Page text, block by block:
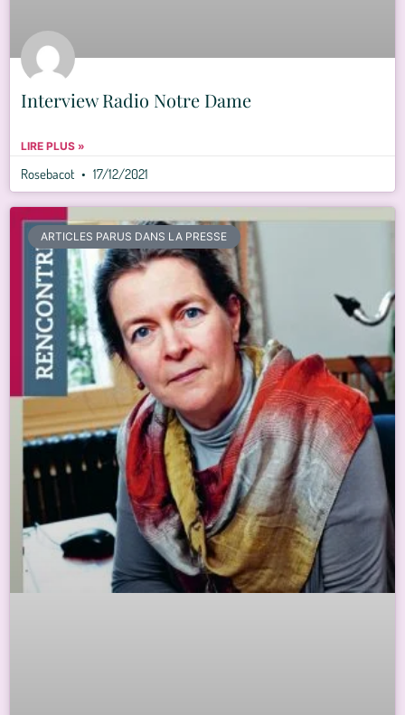
Interview Radio Notre Dame
LIRE PLUS »
Rosebacot 17/12/2021
ARTICLES PARUS DANS LA PRESSE